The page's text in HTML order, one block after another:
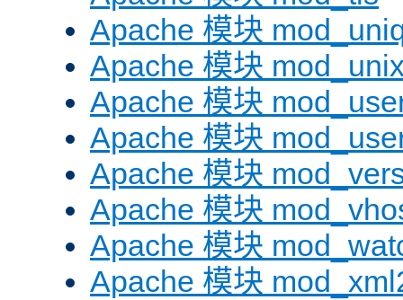
Apache 模块
Apache 模块
Apache 模块
Apache 模块
Apache 模块
Apache 模块
Apache 模块
Apache 模块